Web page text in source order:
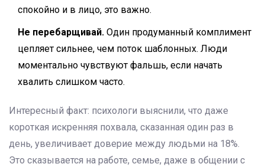
спокойно и в лицо, это важно.
Не перебарщивай. Один продуманный комплимент
цепляет сильнее, чем поток шаблонных. Люди
моментально чувствуют фальшь, если начать
хвалить слишком часто.
Интересный факт: психологи выяснили, что даже
короткая искренняя похвала, сказанная один раз в
день, увеличивает доверие между людьми на 18%.
Это сказывается на работе, семье, даже в общении с